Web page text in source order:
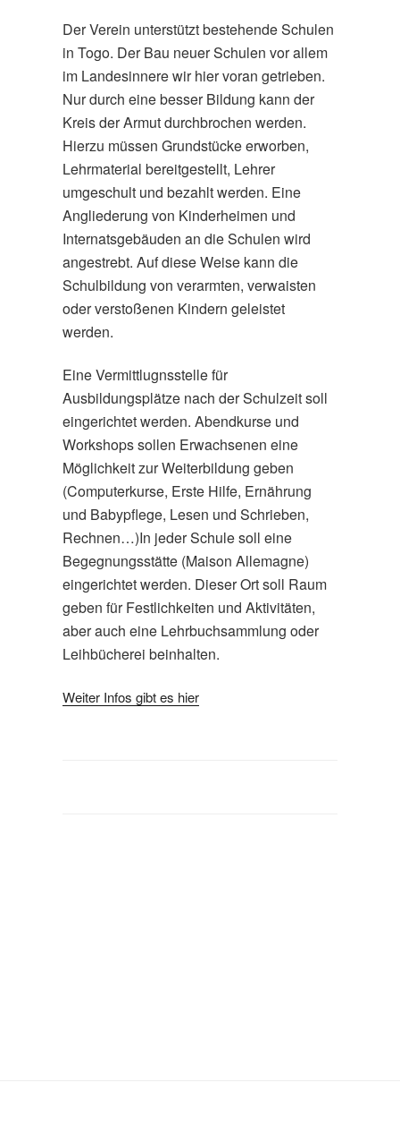
Der Verein unterstützt bestehende Schulen
in Togo. Der Bau neuer Schulen vor allem
im Landesinnere wir hier voran getrieben.
Nur durch eine besser Bildung kann der
Kreis der Armut durchbrochen werden.
Hierzu müssen Grundstücke erworben,
Lehrmaterial bereitgestellt, Lehrer
umgeschult und bezahlt werden. Eine
Angliederung von Kinderheimen und
Internatsgebäuden an die Schulen wird
angestrebt. Auf diese Weise kann die
Schulbildung von verarmten, verwaisten
oder verstoßenen Kindern geleistet
werden.
Eine Vermittlugnsstelle für
Ausbildungsplätze nach der Schulzeit soll
eingerichtet werden. Abendkurse und
Workshops sollen Erwachsenen eine
Möglichkeit zur Weiterbildung geben
(Computerkurse, Erste Hilfe, Ernährung
und Babypflege, Lesen und Schrieben,
Rechnen…)In jeder Schule soll eine
Begegnungsstätte (Maison Allemagne)
eingerichtet werden. Dieser Ort soll Raum
geben für Festlichkeiten und Aktivitäten,
aber auch eine Lehrbuchsammlung oder
Leihbücherei beinhalten.
Weiter Infos gibt es hier